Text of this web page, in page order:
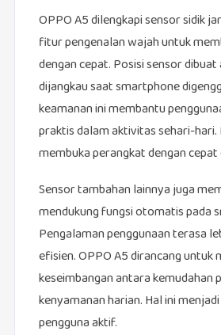
OPPO A5 dilengkapi sensor sidik
fitur pengenalan wajah untuk
dengan cepat. Posisi sensor
dijangkau saat smartphone
keamanan ini membantu
praktis dalam aktivitas sehari-hari.
membuka perangkat dengan cepat
Sensor tambahan lainnya juga
mendukung fungsi otomatis pada
Pengalaman penggunaan terasa
efisien. OPPO A5 dirancang untuk
keseimbangan antara kemudahan
kenyamanan harian. Hal ini
pengguna aktif.